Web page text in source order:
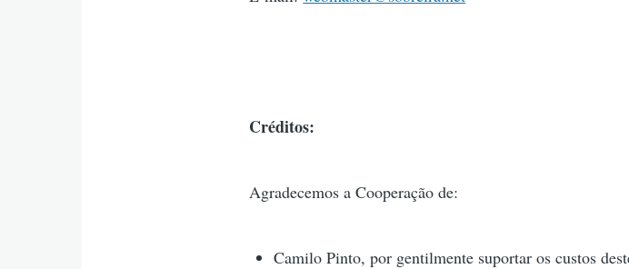
Créditos:
Agradecemos a Cooperação de:
Camilo Pinto, por gentilmente suportar os custos